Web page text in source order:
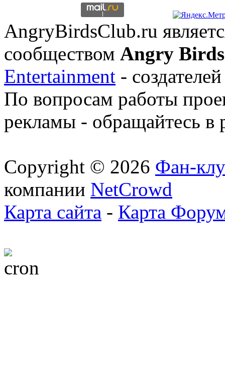
AngryBirdsClub.ru
сообществом Angry Birds
Entertainment -
По вопросам работы
рекламы - обращайтесь в
Copyright © 2026 Фан-
компании NetCrowd
Карта сайта - Карта